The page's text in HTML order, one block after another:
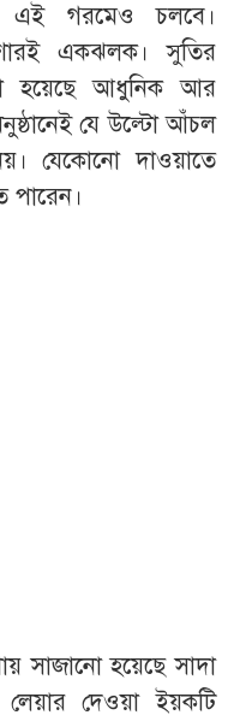
এই গরমেও চলবে।
একঝলক। সুতির
হয়েছে আধুনিক আর
যে উল্টো আঁচল
যেকোনো দাওয়াতে
সাজানো হয়েছে সাদা
দেওয়া ইয়কটি